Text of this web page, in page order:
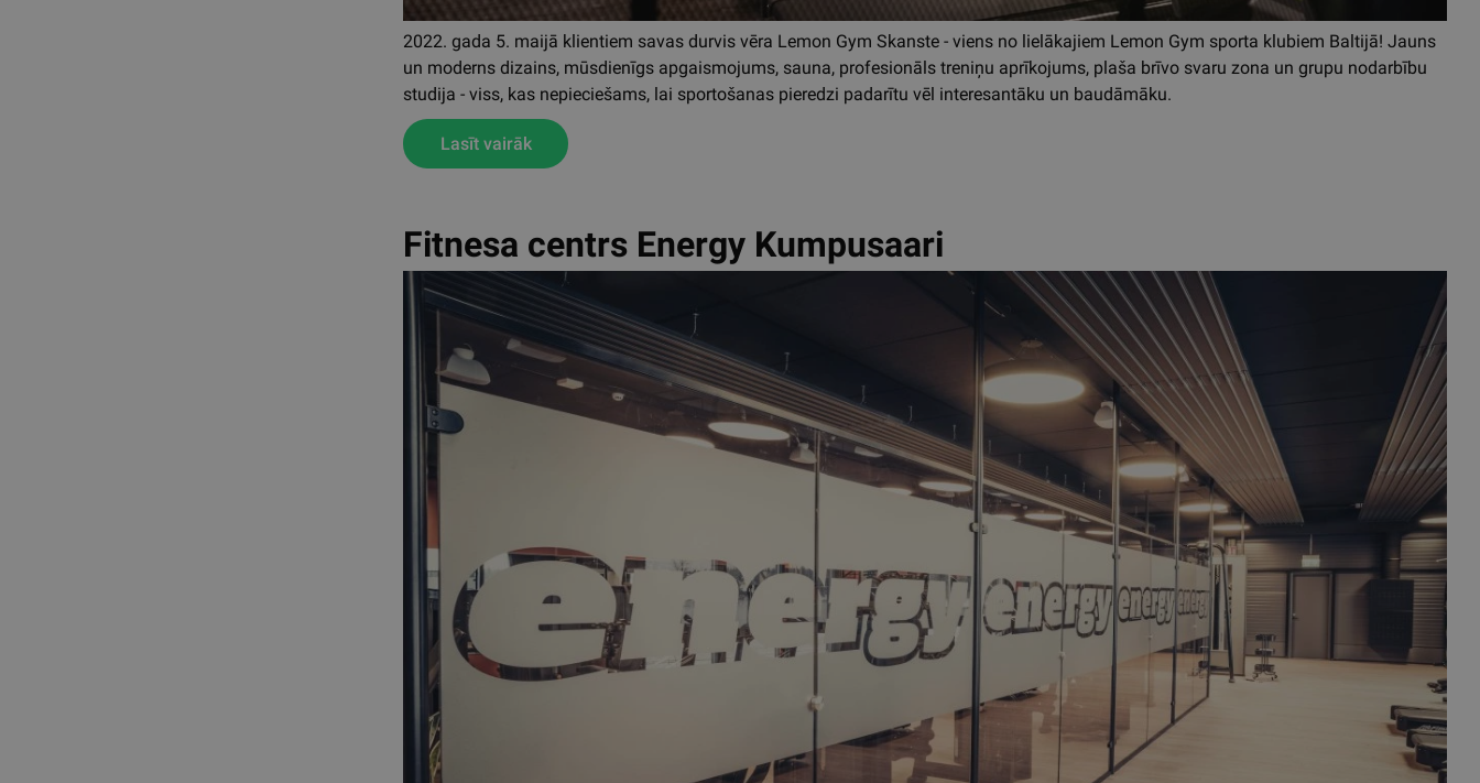
2022. gada 5. maijā klientiem savas durvis vēra Lemon Gym Skanste - viens no lielākajiem Lemon Gym sporta klubiem Baltijā! Jauns
un moderns dizains, mūsdienīgs apgaismojums, sauna, profesionāls treniņu aprīkojums, plaša brīvo svaru zona un grupu nodarbību
studija - viss, kas nepieciešams, lai sportošanas pieredzi padarītu vēl interesantāku un baudāmāku.
Lasīt vairāk
Fitnesa centrs Energy Kumpusaari